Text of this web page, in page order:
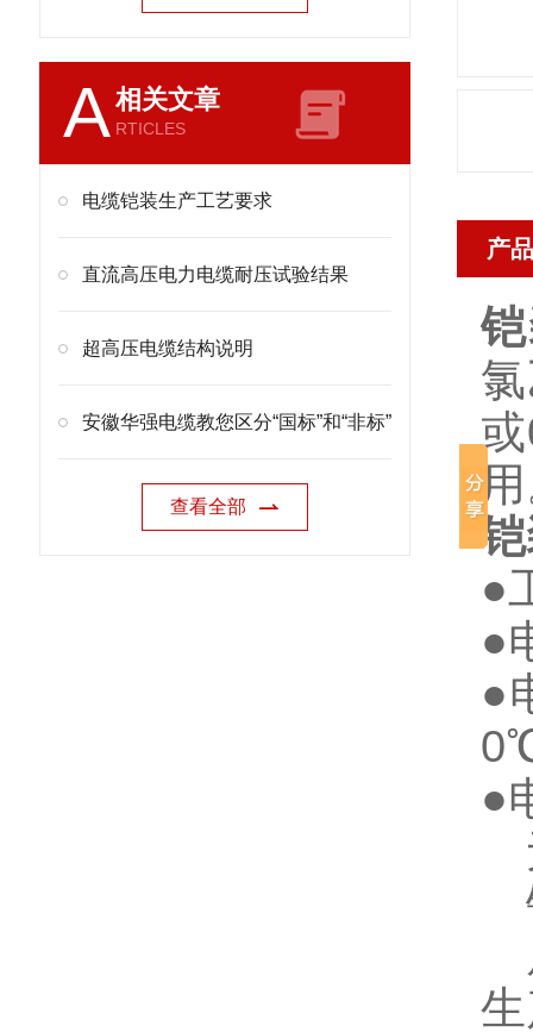
A相关文章
RTICLES
电缆铠装生产工艺要求
直流高压电力电缆耐压试验结果
超高压电缆结构说明
安徽华强电缆教您区分“国标”和“非标”
查看全部
产
●
●
●
●